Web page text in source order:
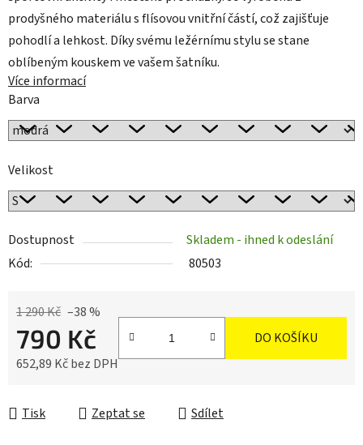
prodyšného materiálu s flísovou vnitřní částí, což zajišťuje
pohodlí a lehkost. Díky svému ležérnímu stylu se stane
oblíbeným kouskem ve vašem šatníku.
Více informací
Barva
Velikost
Dostupnost
Skladem - ihned k odeslání
Kód:
80503
1 290 Kč –38 %
790 Kč
652,89 Kč bez DPH
DO KOŠÍKU
Tisk Zeptat se Sdílet